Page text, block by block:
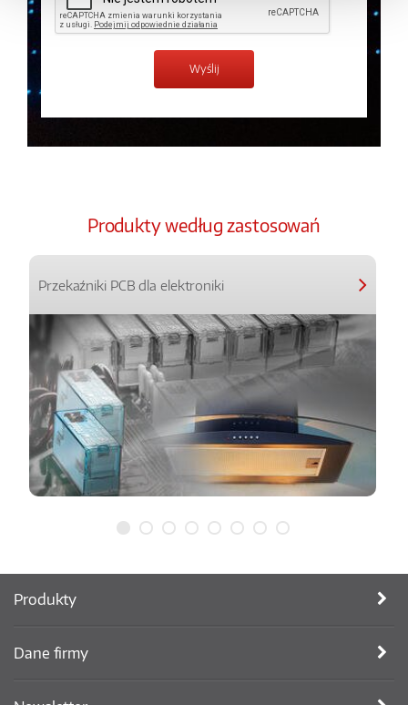
Produkty według zastosowań
Przekaźniki PCB dla elektroniki
Produkty
Dane firmy